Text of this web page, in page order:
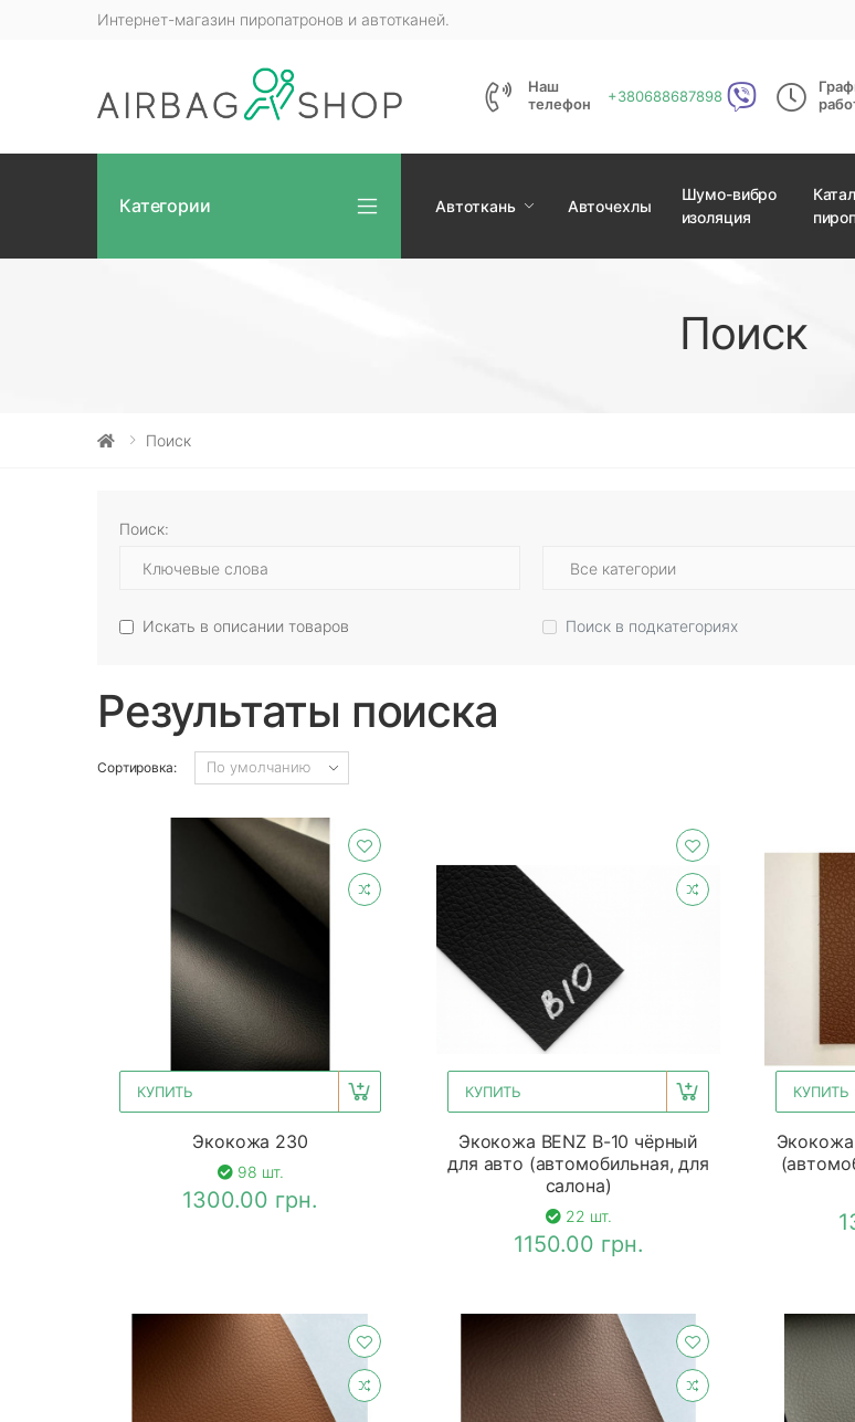
Интернет-магазин пиропатронов и автотканей.
Наш
телефон
+380688687898
Категории Автоткань Авточехлы
Шумо-вибро
изоляция
Поиск
Поиск
Поиск:
Искать в описании товаров Поиск в подкатегориях
Результаты поиска
Сортировка:
КУПИТЬ
Экокожа 230
98 шт.
1300.00 грн.
КУПИТЬ
Экокожа BENZ B-10 чёрный
для авто (автомобильная, для
салона)
22 шт.
1150.00 грн.
КУПИТЬ
Экокожа